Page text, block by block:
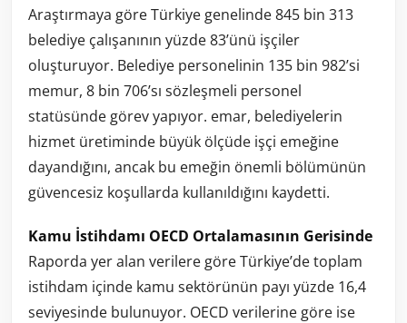
Araştırmaya göre Türkiye genelinde 845 bin 313
belediye çalışanının yüzde 83’ünü işçiler
oluşturuyor. Belediye personelinin 135 bin 982’si
memur, 8 bin 706’sı sözleşmeli personel
statüsünde görev yapıyor. emar, belediyelerin
hizmet üretiminde büyük ölçüde işçi emeğine
dayandığını, ancak bu emeğin önemli bölümünün
güvencesiz koşullarda kullanıldığını kaydetti.
Kamu İstihdamı OECD Ortalamasının Gerisinde
Raporda yer alan verilere göre Türkiye’de toplam
istihdam içinde kamu sektörünün payı yüzde 16,4
seviyesinde bulunuyor. OECD verilerine göre ise